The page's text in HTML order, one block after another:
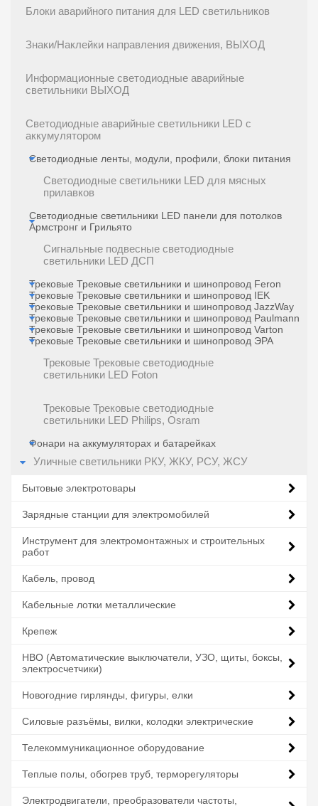
Блоки аварийного питания для LED светильников
Знаки/Наклейки направления движения, ВЫХОД
Информационные светодиодные аварийные
светильники ВЫХОД
Светодиодные аварийные светильники LED с
аккумулятором
Светодиодные ленты, модули, профили, блоки питания
Светодиодные светильники LED для мясных
прилавков
Светодиодные светильники LED панели для потолков
Армстронг и Грильято
Сигнальные подвесные светодиодные
светильники LED ДСП
Трековые Трековые светильники и шинопровод Feron
Трековые Трековые светильники и шинопровод IEK
Трековые Трековые светильники и шинопровод JazzWay
Трековые Трековые светильники и шинопровод Paulmann
Трековые Трековые светильники и шинопровод Varton
Трековые Трековые светильники и шинопровод ЭРА
Трековые Трековые светодиодные
светильники LED Foton
Трековые Трековые светодиодные
светильники LED Philips, Osram
Фонари на аккумуляторах и батарейках
Уличные светильники РКУ, ЖКУ, РСУ, ЖСУ
Бытовые электротовары
Зарядные станции для электромобилей
Инструмент для электромонтажных и строительных
работ
Кабель, провод
Кабельные лотки металлические
Крепеж
НВО (Автоматические выключатели, УЗО, щиты, боксы,
электросчетчики)
Новогодние гирлянды, фигуры, елки
Силовые разъёмы, вилки, колодки электрические
Телекоммуникационное оборудование
Теплые полы, обогрев труб, терморегуляторы
Электродвигатели, преобразователи частоты,